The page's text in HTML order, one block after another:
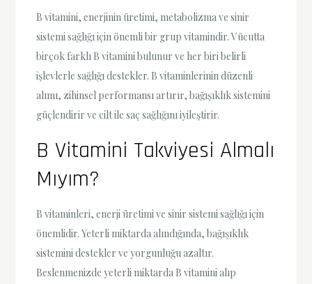
B vitamini, enerjinin üretimi, metabolizma ve sinir
sistemi sağlığı için önemli bir grup vitamindir. Vücutta
birçok farklı B vitamini bulunur ve her biri belirli
işlevlerle sağlığı destekler. B vitaminlerinin düzenli
alımı, zihinsel performansı artırır, bağışıklık sistemini
güçlendirir ve cilt ile saç sağlığını iyileştirir.
B Vitamini Takviyesi Almalı
Mıyım?
B vitaminleri, enerji üretimi ve sinir sistemi sağlığı için
önemlidir. Yeterli miktarda alındığında, bağışıklık
sistemini destekler ve yorgunluğu azaltır.
Beslenmenizde yeterli miktarda B vitamini alıp